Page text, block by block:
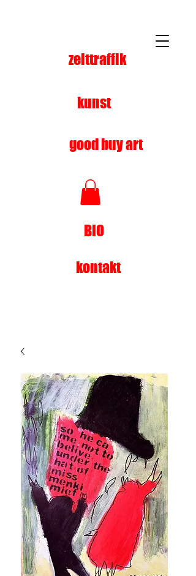
kunst
zeittraffik
good buy art
BIO
kontakt